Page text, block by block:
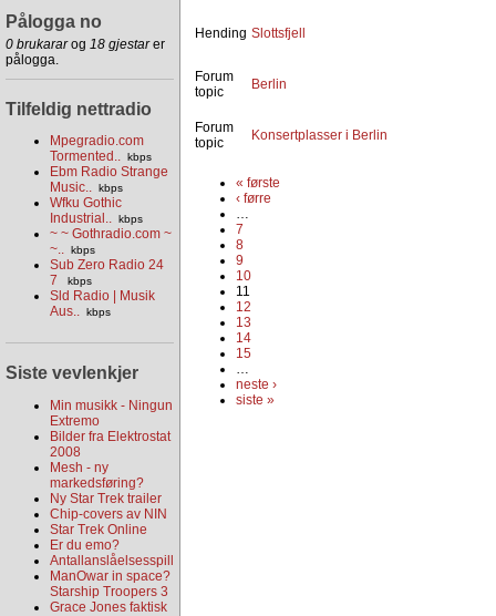
Pålogga no
0 brukararog 18 gjestarer
pålogga.
Tilfeldig nettradio
Mpegradio.com
Tormented.. kbps
Ebm Radio Strange
Music.. kbps
Wfku Gothic
Industrial.. kbps
~ ~ Gothradio.com ~
~.. kbps
Sub Zero Radio 24
7
kbps
Sld Radio | Musik
Aus.. kbps
Siste vevlenkjer
Min musikk - Ningun
Extremo
Bilder fra Elektrostat
2008
Mesh - ny
markedsføring?
Ny Star Trek trailer
Chip-covers av NIN
Star Trek Online
Er du emo?
Antallanslåelsesspill
ManOwar in space?
Starship Troopers 3
Grace Jones faktisk
Hending Slottsfjell
Forum
topic
Berlin
Forum
topic
Konsertplasser i Berlin
« første
‹ førre
…
7
8
9
10
11
12
13
14
15
…
neste ›
siste »